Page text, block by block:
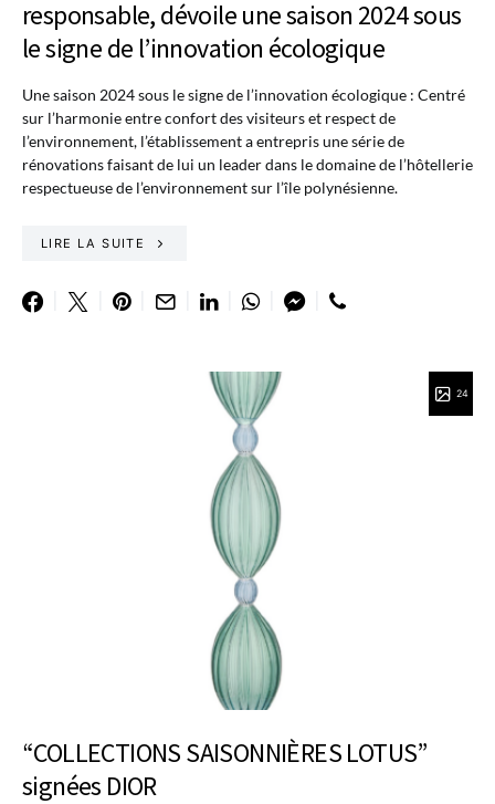
responsable, dévoile une saison 2024 sous
le signe de l’innovation écologique
Une saison 2024 sous le signe de l’innovation écologique : Centré
sur l’harmonie entre confort des visiteurs et respect de
l’environnement, l’établissement a entrepris une série de
rénovations faisant de lui un leader dans le domaine de l’hôtellerie
respectueuse de l’environnement sur l’île polynésienne.
LIRE LA SUITE
24
“COLLECTIONS SAISONNIÈRES LOTUS”
signées DIOR